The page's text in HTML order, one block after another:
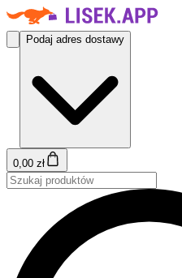
Podaj adres dostawy
0,00 zł